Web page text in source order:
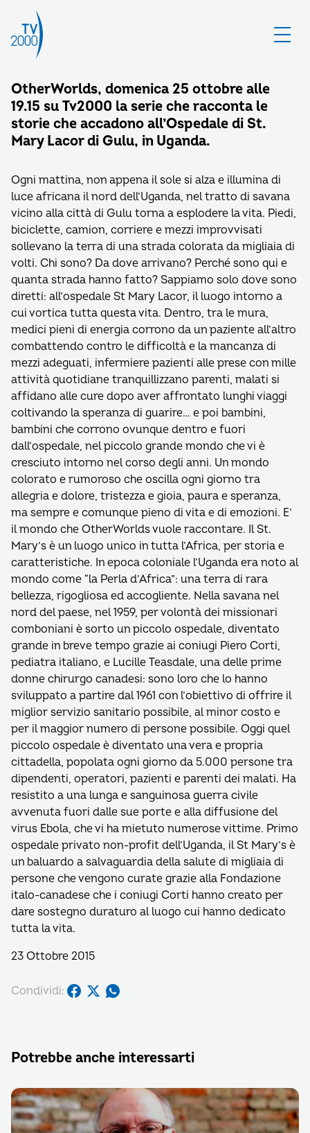
OtherWorlds, domenica 25 ottobre alle
19.15 su Tv2000 la serie che racconta le
storie che accadono all’Ospedale di St.
Mary Lacor di Gulu, in Uganda.
Ogni mattina, non appena il sole si alza e illumina di
luce africana il nord dell’Uganda, nel tratto di savana
vicino alla città di Gulu torna a esplodere la vita. Piedi,
biciclette, camion, corriere e mezzi improvvisati
sollevano la terra di una strada colorata da migliaia di
volti. Chi sono? Da dove arrivano? Perché sono qui e
quanta strada hanno fatto? Sappiamo solo dove sono
diretti: all’ospedale St Mary Lacor, il luogo intorno a
cui vortica tutta questa vita. Dentro, tra le mura,
medici pieni di energia corrono da un paziente all’altro
combattendo contro le difficoltà e la mancanza di
mezzi adeguati, infermiere pazienti alle prese con mille
attività quotidiane tranquillizzano parenti, malati si
affidano alle cure dopo aver affrontato lunghi viaggi
coltivando la speranza di guarire… e poi bambini,
bambini che corrono ovunque dentro e fuori
dall’ospedale, nel piccolo grande mondo che vi è
cresciuto intorno nel corso degli anni. Un mondo
colorato e rumoroso che oscilla ogni giorno tra
allegria e dolore, tristezza e gioia, paura e speranza,
ma sempre e comunque pieno di vita e di emozioni. E’
il mondo che OtherWorlds vuole raccontare. Il St.
Mary’s è un luogo unico in tutta l’Africa, per storia e
caratteristiche. In epoca coloniale l’Uganda era noto al
mondo come “la Perla d’Africa”: una terra di rara
bellezza, rigogliosa ed accogliente. Nella savana nel
nord del paese, nel 1959, per volontà dei missionari
comboniani è sorto un piccolo ospedale, diventato
grande in breve tempo grazie ai coniugi Piero Corti,
pediatra italiano, e Lucille Teasdale, una delle prime
donne chirurgo canadesi: sono loro che lo hanno
sviluppato a partire dal 1961 con l’obiettivo di offrire il
miglior servizio sanitario possibile, al minor costo e
per il maggior numero di persone possibile. Oggi quel
piccolo ospedale è diventato una vera e propria
cittadella, popolata ogni giorno da 5.000 persone tra
dipendenti, operatori, pazienti e parenti dei malati. Ha
resistito a una lunga e sanguinosa guerra civile
avvenuta fuori dalle sue porte e alla diffusione del
virus Ebola, che vi ha mietuto numerose vittime. Primo
ospedale privato non-profit dell’Uganda, il St Mary’s è
un baluardo a salvaguardia della salute di migliaia di
persone che vengono curate grazie alla Fondazione
italo-canadese che i coniugi Corti hanno creato per
dare sostegno duraturo al luogo cui hanno dedicato
tutta la vita.
23 Ottobre 2015
Condividi:
Potrebbe anche interessarti